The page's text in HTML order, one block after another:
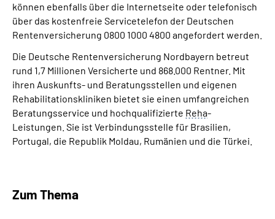
können ebenfalls über die Internetseite oder telefonisch
über das kostenfreie Servicetelefon der Deutschen
Rentenversicherung 0800 1000 4800 angefordert werden.
Die Deutsche Rentenversicherung Nordbayern betreut
rund 1,7 Millionen Versicherte und 868.000 Rentner. Mit
ihren Auskunfts- und Beratungsstellen und eigenen
Rehabilitationskliniken bietet sie einen umfangreichen
Beratungsservice und hochqualifizierte Reha-
Leistungen. Sie ist Verbindungsstelle für Brasilien,
Portugal, die Republik Moldau, Rumänien und die Türkei.
Zum Thema